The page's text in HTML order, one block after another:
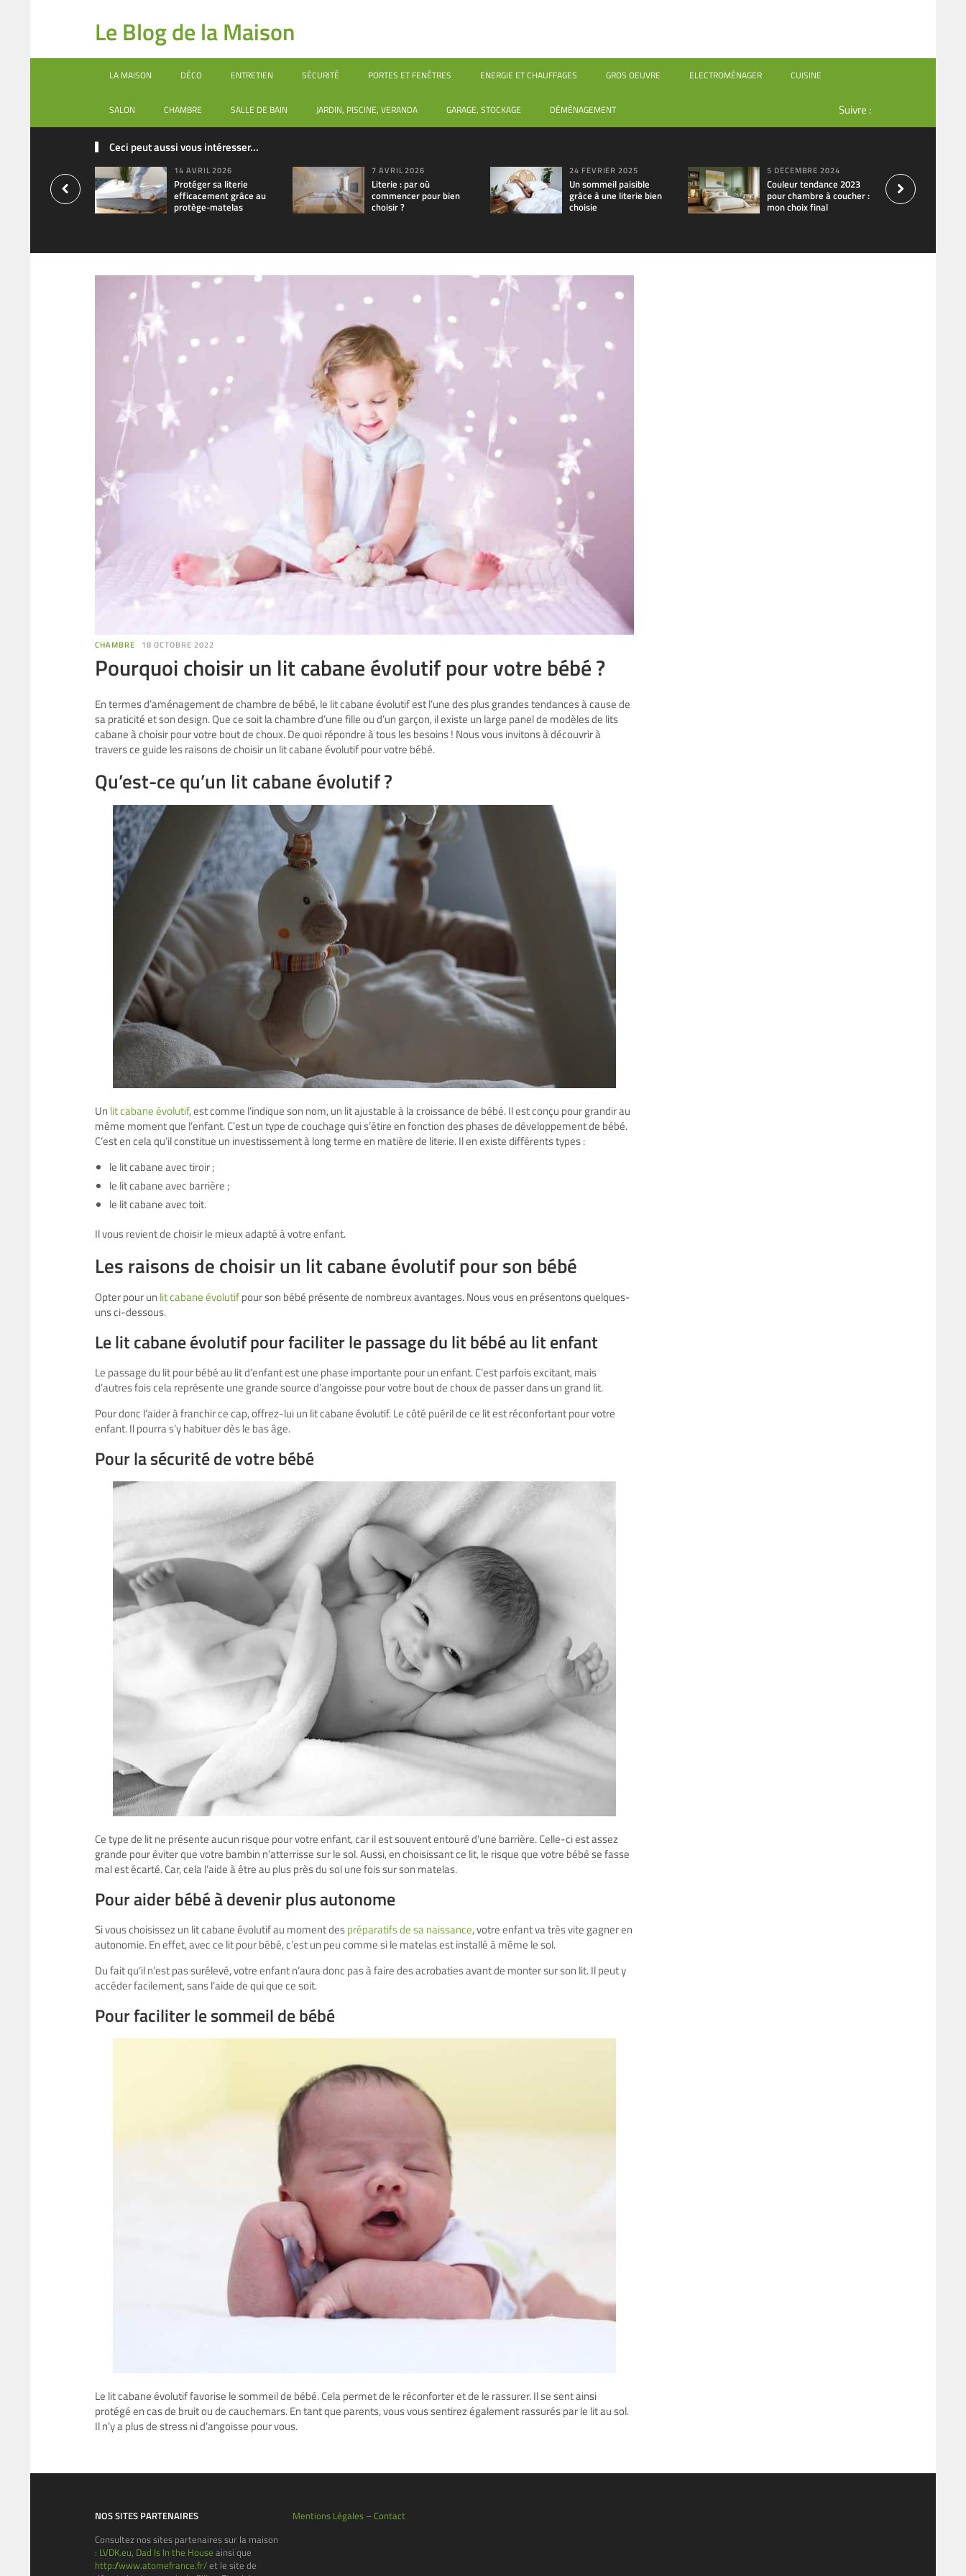
Le Blog de la Maison
LA MAISON DÉCO ENTRETIEN SÉCURITÉ PORTES ET FENÊTRES ENERGIE ET CHAUFFAGES GROS OEUVRE ELECTROMÉNAGER CUISINE
SALON CHAMBRE SALLE DE BAIN JARDIN, PISCINE, VERANDA GARAGE, STOCKAGE DÉMÉNAGEMENT Suivre :
Ceci peut aussi vous intéresser...
14 AVRIL 2026
Protéger sa literie
efficacement grâce au
protège-matelas
7 AVRIL 2026
Literie : par où
commencer pour bien
choisir ?
24 FÉVRIER 2025
Un sommeil paisible
grâce à une literie bien
choisie
5 DÉCEMBRE 2024
Couleur tendance 2023
pour chambre à coucher :
mon choix final
CHAMBRE 18 OCTOBRE 2022
Pourquoi choisir un lit cabane évolutif pour votre bébé ?
En termes d’aménagement de chambre de bébé, le lit cabane évolutif est l’une des plus grandes tendances à cause de
sa praticité et son design. Que ce soit la chambre d’une fille ou d’un garçon, il existe un large panel de modèles de lits
cabane à choisir pour votre bout de choux. De quoi répondre à tous les besoins ! Nous vous invitons à découvrir à
travers ce guide les raisons de choisir un lit cabane évolutif pour votre bébé.
Qu’est-ce qu’un lit cabane évolutif ?
Un lit cabane évolutif, est comme l’indique son nom, un lit ajustable à la croissance de bébé. Il est conçu pour grandir au
même moment que l’enfant. C’est un type de couchage qui s’étire en fonction des phases de développement de bébé.
C’est en cela qu’il constitue un investissement à long terme en matière de literie. Il en existe différents types :
le lit cabane avec tiroir ;
le lit cabane avec barrière ;
le lit cabane avec toit.
Il vous revient de choisir le mieux adapté à votre enfant.
Les raisons de choisir un lit cabane évolutif pour son bébé
Opter pour un lit cabane évolutifpour son bébé présente de nombreux avantages. Nous vous en présentons quelques-
uns ci-dessous.
Le lit cabane évolutif pour faciliter le passage du lit bébé au lit enfant
Le passage du lit pour bébé au lit d’enfant est une phase importante pour un enfant. C’est parfois excitant, mais
d’autres fois cela représente une grande source d’angoisse pour votre bout de choux de passer dans un grand lit.
Pour donc l’aider à franchir ce cap, offrez-lui un lit cabane évolutif. Le côté puéril de ce lit est réconfortant pour votre
enfant. Il pourra s’y habituer dès le bas âge.
Pour la sécurité de votre bébé
Ce type de lit ne présente aucun risque pour votre enfant, car il est souvent entouré d’une barrière. Celle-ci est assez
grande pour éviter que votre bambin n’atterrisse sur le sol. Aussi, en choisissant ce lit, le risque que votre bébé se fasse
mal est écarté. Car, cela l’aide à être au plus près du sol une fois sur son matelas.
Pour aider bébé à devenir plus autonome
Si vous choisissez un lit cabane évolutif au moment despréparatifs de sa naissance, votre enfant va très vite gagner en
autonomie. En effet, avec ce lit pour bébé, c’est un peu comme si le matelas est installé à même le sol.
Du fait qu’il n’est pas surélevé, votre enfant n’aura donc pas à faire des acrobaties avant de monter sur son lit. Il peut y
accéder facilement, sans l’aide de qui que ce soit.
Pour faciliter le sommeil de bébé
Le lit cabane évolutif favorise le sommeil de bébé. Cela permet de le réconforter et de le rassurer. Il se sent ainsi
protégé en cas de bruit ou de cauchemars. En tant que parents, vous vous sentirez également rassurés par le lit au sol.
Il n’y a plus de stress ni d’angoisse pour vous.
NOS SITES PARTENAIRES
Consultez nos sites partenaires sur la maison
: LVDK.eu, Dad Is In the House ainsi que
http://www.atomefrance.fr/et le site de
Mentions Légales –Contact